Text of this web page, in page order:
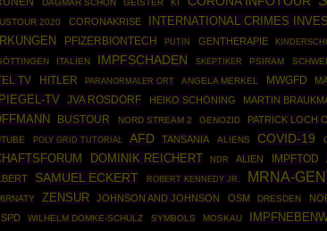
DAGMAR SCHÖN GEISTER KI
2020 CORONAKRISE INTERNATIONAL CRIMES
PFIZERBIONTECH PUTIN GENTHERAPIE
ITALIEN IMPFSCHADEN SKEPTIKER PSIRAM
TV HITLER PARANORMALER ORT ANGELA MERKEL MWGFD
TV JVA ROSDORF HEIKO SCHÖNING MARTIN
BUSTOUR NORD STREAM 2 GENOZID PATRICK LOCH
POLY GRID TUTORIAL AFD TANSANIA ALIENS COVID-19
DOMINIK REICHERT NDR ALIEN IMPFTOD
SAMUEL ECKERT ROBERT KENNEDY JR. MRNA-
ZENSUR JOHNSON AND JOHNSON OSM DRESDEN
SPD WILHELM DOMKE-SCHULZ SYMBOLS MOSKAU